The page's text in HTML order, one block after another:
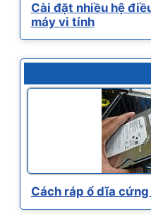
Cài đặt nhiều hệ
máy vi tính
Cách ráp ổ dĩa